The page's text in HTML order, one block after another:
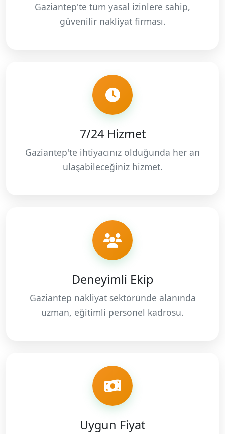
Gaziantep'te tüm yasal izinlere sahip,
güvenilir nakliyat firması.
7/24 Hizmet
Gaziantep'te ihtiyacınız olduğunda her an
ulaşabileceğiniz hizmet.
Deneyimli Ekip
Gaziantep nakliyat sektöründe alanında
uzman, eğitimli personel kadrosu.
Uygun Fiyat